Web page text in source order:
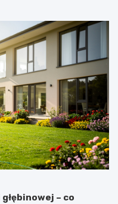
– co